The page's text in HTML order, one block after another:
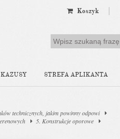
Koszyk
KAZUSY STREFA APLIKANTA
technicznych, jakim powinny odpowi
5. Konstrukcje oporowe